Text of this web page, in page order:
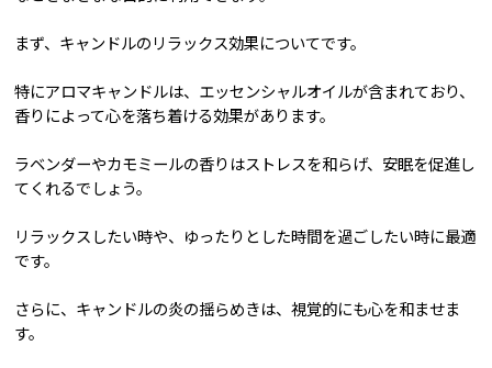
まず、キャンドルのリラックス効果についてです。
特にアロマキャンドルは、エッセンシャルオイルが含まれており、
香りによって心を落ち着ける効果があります。
ラベンダーやカモミールの香りはストレスを和らげ、安眠を促進し
てくれるでしょう。
リラックスしたい時や、ゆったりとした時間を過ごしたい時に最適
です。
さらに、キャンドルの炎の揺らめきは、視覚的にも心を和ませま
す。